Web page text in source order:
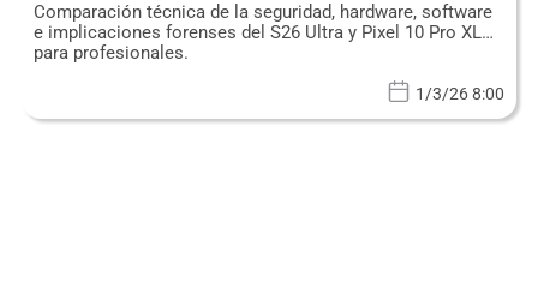
Comparación técnica de la seguridad, hardware, software
e implicaciones forenses del S26 Ultra y Pixel 10 Pro XL
para profesionales.
1/3/26 8:00